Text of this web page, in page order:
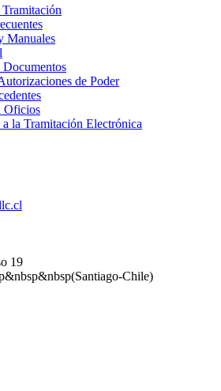
Manuales
de Poder
Oficios
la Tramitación Electrónica
19
Chile)